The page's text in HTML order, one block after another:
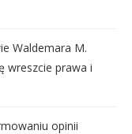
Waldemara M.
wreszcie prawa i
opinii